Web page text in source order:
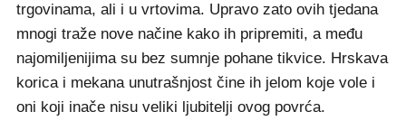
trgovinama, ali i u vrtovima. Upravo zato ovih tjedana
mnogi traže nove načine kako ih pripremiti, a među
najomiljenijima su bez sumnje pohane tikvice. Hrskava
korica i mekana unutrašnjost čine ih jelom koje vole i
oni koji inače nisu veliki ljubitelji ovog povrća.